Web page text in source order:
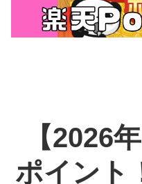
【2026
ポイント